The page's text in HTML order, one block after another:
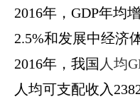
2016年，GDP年均
2.5%和发展中经济
2016年，我国 人均
人均可支配收入